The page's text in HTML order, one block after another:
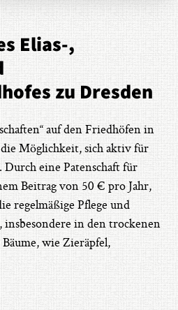
Elias-,
zu Dresden
auf den Friedhöfen in
Möglichkeit, sich aktiv für
eine Patenschaft für
Beitrag von 50 € pro Jahr,
regelmäßige Pflege und
insbesondere in den trockenen
wie Zieräpfel,